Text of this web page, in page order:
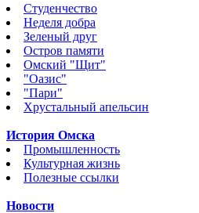
Студенчество
Неделя добра
Зеленый друг
Остров памяти
Омский "Щит"
"Оазис"
"Пари"
Хрустальный апельсин
История Омска
Промышленность
Культурная жизнь
Полезные ссылки
Новости